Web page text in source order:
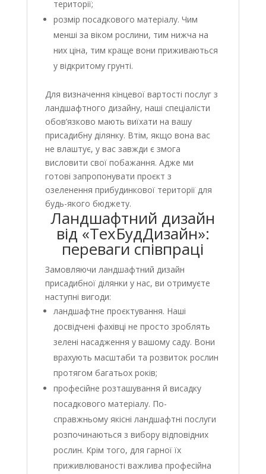
території;
розмір посадкового матеріалу. Чим
менші за віком рослини, тим нижча на
них ціна, тим краще вони приживаються
у відкритому грунті.
Для визначення кінцевої вартості послуг з
ландшафтного дизайну, наші спеціалісти
обов’язково мають виїхати на вашу
присадибну ділянку. Втім, якщо вона вас
не влаштує, у вас завжди є змога
висловити свої побажання. Адже ми
готові запропонувати проєкт з
озеленення прибудинкової території для
будь-якого бюджету.
Ландшафтний дизайн
від «ТехБудДизайн»:
переваги співпраці
Замовляючи ландшафтний дизайн
присадибної ділянки у нас, ви отримуєте
наступні вигоди:
ландшафтне проєктування. Наші
досвідчені фахівці не просто зроблять
зелені насадження у вашому саду. Вони
врахують масштаби та розвиток рослин
протягом багатьох років;
професійне розташування й висадку
посадкового матеріалу. По-
справжньому якісні ландшафтні послуги
розпочинаються з вибору відповідних
рослин. Крім того, для гарної їх
приживлюваності важлива професійна